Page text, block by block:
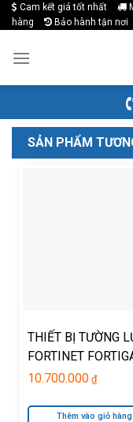
Skip
to
content
Cam kết giá tốt nhất
hàng
Bảo hành tận nơi
SẢN PHẨM
THIẾT BỊ TƯỜNG
FORTINET
30E
10.700.000 ₫
Thêm vào giỏ hàng